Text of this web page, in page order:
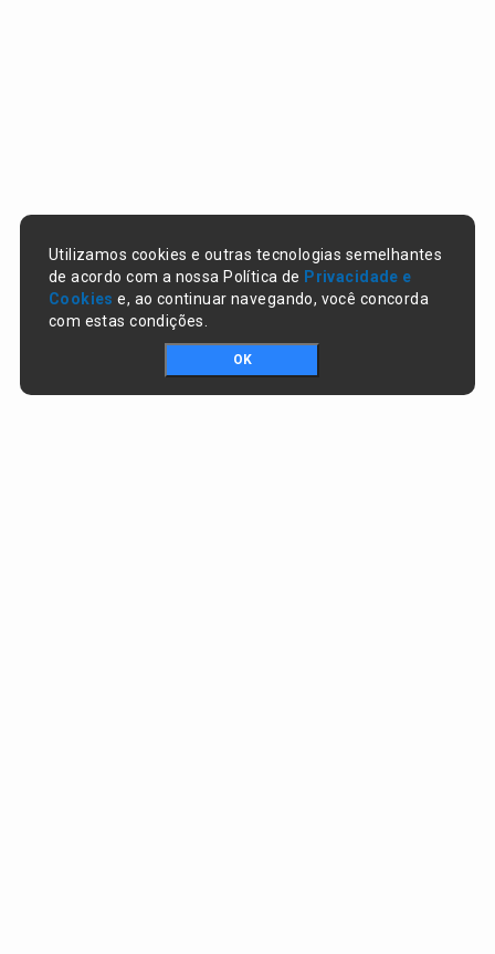
Utilizamos cookies e outras tecnologias semelhantes
de acordo com a nossa Política de Privacidade e
Cookies e, ao continuar navegando, você concorda
com estas condições.
OK